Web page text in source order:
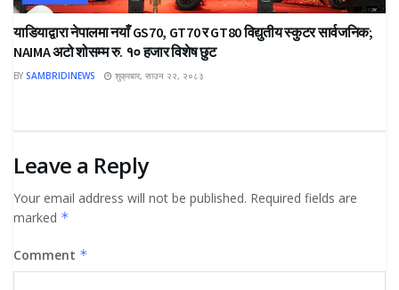
याडियाद्वारा नेपालमा नयाँ GS70, GT70 र GT80 विद्युतीय स्कुटर सार्वजनिक;
NAIMA अटो शोसम्म रु. १० हजार विशेष छुट
BY SAMBRIDINEWS शुक्रबार, साउन २२, २०८३
Leave a Reply
Your email address will not be published. Required fields are
marked *
Comment *